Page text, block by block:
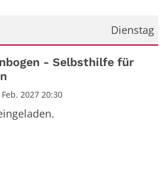
Dienstag
- Selbsthilfe für
2027 20:30